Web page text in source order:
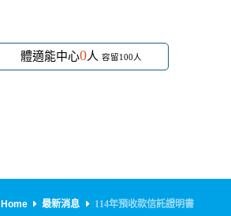
體適能中心0人容留100人
Home 最新消息 114年預收款信託證明書